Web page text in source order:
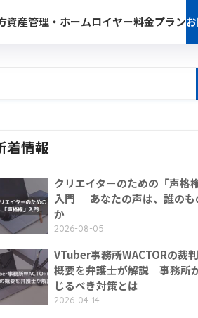
資産管理・ホームロイヤー料金プラン
着情報
クリエイターのための「声格権
入門 ‐ あなたの声は、誰のも
か
2026-08-05
VTuber事務所WACTORの裁
概要を弁護士が解説｜事務所
じるべき対策とは
2026-04-14